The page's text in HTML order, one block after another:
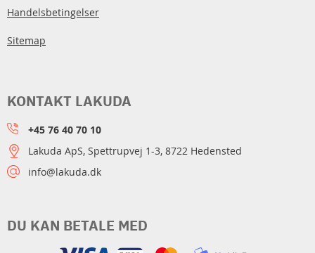
Handelsbetingelser
Sitemap
DU KAN BETALE MED
KONTAKT LAKUDA
+45 76 40 70 10
Lakuda ApS, Spettrupvej 1-3, 8722 Hedensted
info@lakuda.dk